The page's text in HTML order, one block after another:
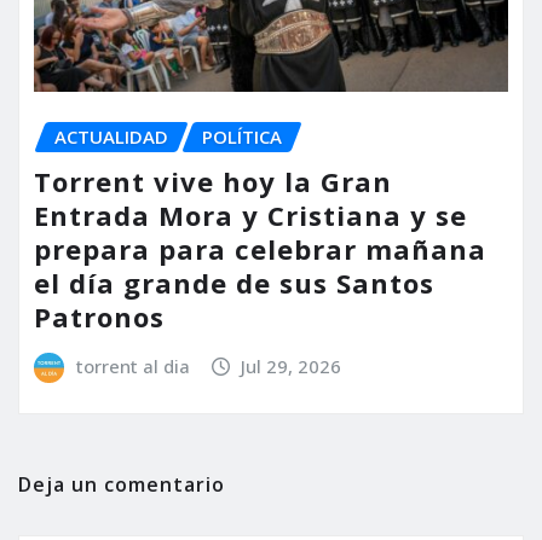
ACTUALIDAD POLÍTICA
Torrent vive hoy la Gran
Entrada Mora y Cristiana y se
prepara para celebrar mañana
el día grande de sus Santos
Patronos
torrent al dia Jul 29, 2026
Deja un comentario